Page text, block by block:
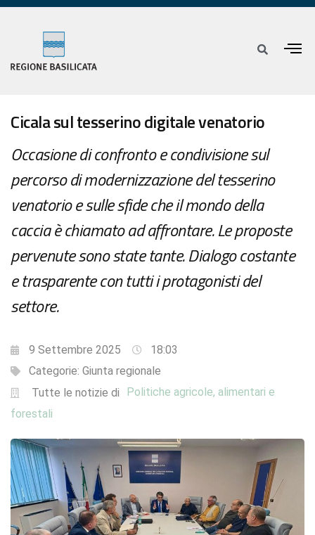
Cicala sul tesserino digitale venatorio
Occasione di confronto e condivisione sul
percorso di modernizzazione del tesserino
venatorio e sulle sfide che il mondo della
caccia è chiamato ad affrontare. Le proposte
pervenute sono state tante. Dialogo costante
e trasparente con tutti i protagonisti del
settore.
9 Settembre 2025
18:03
Categorie: Giunta regionale
Tutte le notizie di
Politiche agricole, alimentari e
forestali